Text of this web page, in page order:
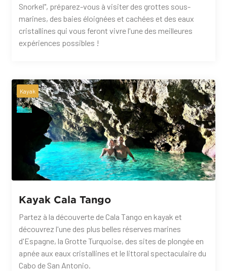
Snorkel", préparez-vous à visiter des grottes sous-
marines, des baies éloignées et cachées et des eaux
cristallines qui vous feront vivre l'une des meilleures
expériences possibles !
Kayak
Kayak Cala Tango
Partez à la découverte de Cala Tango en kayak et
découvrez l'une des plus belles réserves marines
d'Espagne, la Grotte Turquoise, des sites de plongée en
apnée aux eaux cristallines et le littoral spectaculaire du
Cabo de San Antonio.